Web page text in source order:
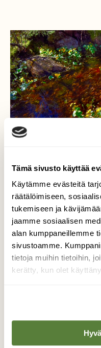
Tämä sivusto käyttää
Käytämme evästeitä
räätälöimiseen,
tukemiseen ja
jaamme sosiaalisen
alan kumppaneillemme
sivustoamme.
tietoja muihin tietoihin,
kerätty, kun olet
Runsaasti
Valokuvaaja: